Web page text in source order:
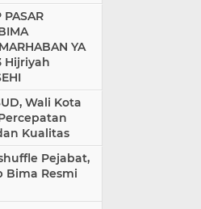
PASAR
YA
Hijriyah
Wali Kota
Kualitas
Pejabat,
Bima Resmi